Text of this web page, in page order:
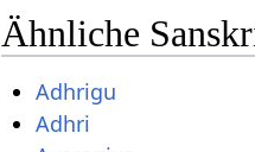
Ähnliche
Adhrigu
Adhri